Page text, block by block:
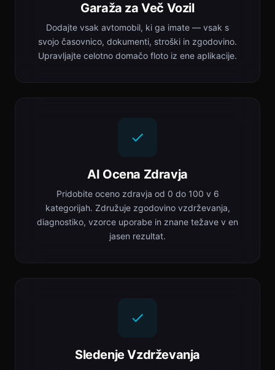
Garaža za Več Vozil
Dodajte vsak avtomobil, ki ga imate — vsak s
svojo časovnico, dokumenti, stroški in zgodovino.
Upravljajte celotno domačo floto iz ene aplikacije.
AI Ocena Zdravja
Pridobite oceno zdravja od 0 do 100 v 6
kategorijah. Združuje zgodovino vzdrževanja,
diagnostiko, vzorce uporabe in znane težave v en
jasen rezultat.
Sledenje Vzdrževanja